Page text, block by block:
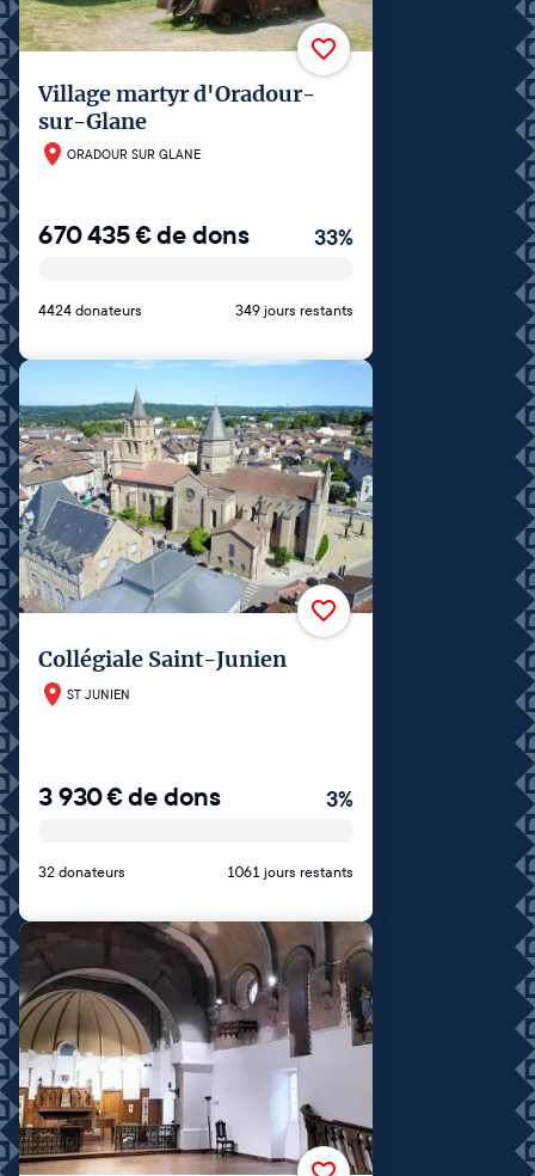
Village martyr d'Oradour-
sur-Glane
ORADOUR SUR GLANE
670 435€de dons 33%
4424 donateurs 349 jours restants
Collégiale Saint-Junien
ST JUNIEN
3 930€de dons 3%
32 donateurs 1061 jours restants